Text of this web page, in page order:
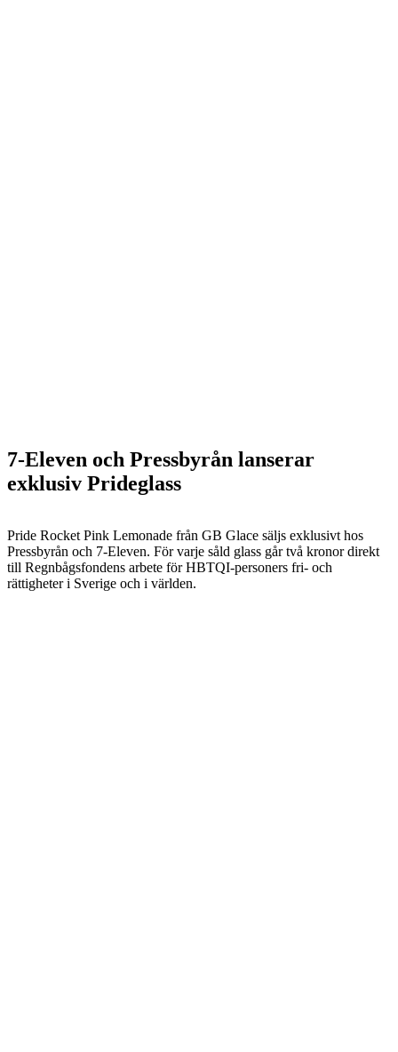
7-Eleven och Pressbyrån lanserar
exklusiv Prideglass
Pride Rocket Pink Lemonade från GB Glace säljs exklusivt hos
Pressbyrån och 7-Eleven. För varje såld glass går två kronor direkt
till Regnbågsfondens arbete för HBTQI-personers fri- och
rättigheter i Sverige och i världen.